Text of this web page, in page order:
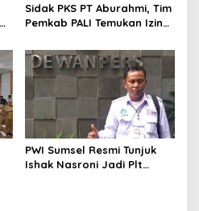
Sidak PKS PT Aburahmi, Tim
Pemkab PALI Temukan Izin
PWI Sumsel Resmi Tunjuk
Ishak Nasroni Jadi Plt